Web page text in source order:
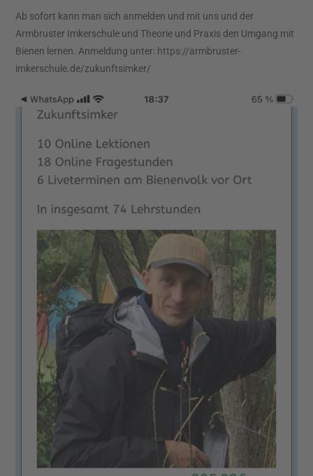
Ab sofort kann man sich anmelden und mit uns und der
Armbruster Imkerschule und Theorie und Praxis den Umgang mit
Bienen lernen. Anmeldung unter: https://armbruster-
imkerschule.de/zukunftsimker/